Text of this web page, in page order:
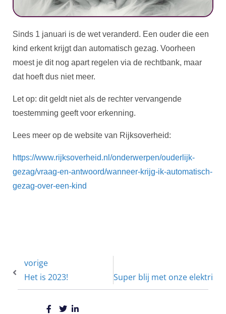
Sinds 1 januari is de wet veranderd. Een ouder die een
kind erkent krijgt dan automatisch gezag. Voorheen
moest je dit nog apart regelen via de rechtbank, maar
dat hoeft dus niet meer.
Let op: dit geldt niet als de rechter vervangende
toestemming geeft voor erkenning.
Lees meer op de website van Rijksoverheid:
https://www.rijksoverheid.nl/onderwerpen/ouderlijk-
gezag/vraag-en-antwoord/wanneer-krijg-ik-automatisch-
gezag-over-een-kind
vorige
Het is 2023!
Super blij met onze